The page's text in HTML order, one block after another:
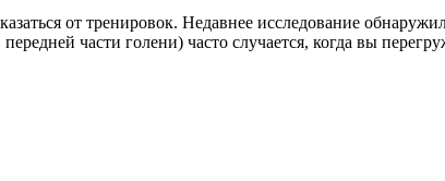
от тренировок. Недавнее исследование
части голени) часто случается, когда вы